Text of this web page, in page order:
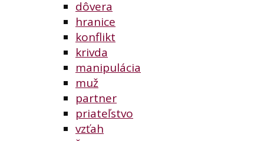
dôvera
hranice
konflikt
krivda
manipulácia
muž
partner
priateľstvo
vzťah